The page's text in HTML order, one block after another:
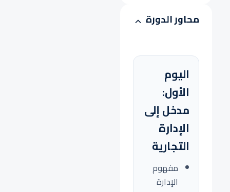
محاور الدورة
اليوم
الأول:
مدخل إلى
الإدارة
التجارية
مفهوم
الإدارة